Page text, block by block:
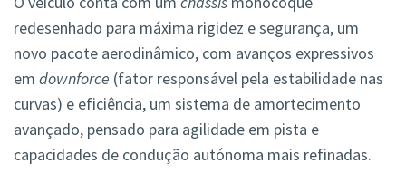
redesenhado para máxima rigidez e segurança, um
novo pacote aerodinâmico, com avanços expressivos
em downforce (fator responsável pela estabilidade nas
curvas) e eficiência, um sistema de amortecimento
avançado, pensado para agilidade em pista e
capacidades de condução autónoma mais refinadas.